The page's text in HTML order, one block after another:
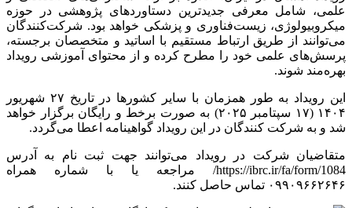
علمی، شامل معرفی جدیدترین دستاوردهای پژوهشی در حوزه
میکروبیولوژی، زیست‌فناوری و پزشکی خواهد بود. شرکت‌کنندگان
می‌توانند از طریق ارتباط مستقیم با اساتید و متخصصان برجسته،
پرسش‌های علمی خود را مطرح کرده و از محتوای آموزشی رویداد
بهره‌مند شوند.
این رویداد به طور همزمان با سایر کشورها در تاریخ ۲۷ شهریور
۱۴۰۴ (۱۷ سپتامبر ۲۰۲۵) به صورت برخط و رایگان برگزار خواهد
شد و به شرکت کنندگان در این رویداد گواهینامه اعطا می‌گردد.
متقاضیان شرکت در رویداد می‌توانند جهت ثبت نام به آدرس
https://ibrc.ir/fa/form/1084/ مراجعه یا با شماره همراه
۰۹۹۰۹۶۶۲۶۴۶ تماس حاصل کنند.